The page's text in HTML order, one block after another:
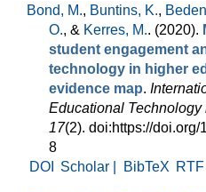
Bond, M., Buntins, K.,
O., & Kerres, M.. (2020).
student engagement
technology in higher
evidence map.
Educational
17(2). doi:https://
8
DOI
Scholar | BibTeX RTF